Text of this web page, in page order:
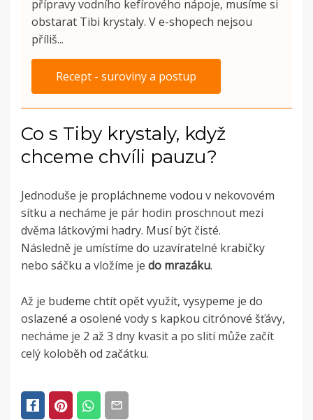
přípravy vodního kefírového nápoje, musíme si
obstarat Tibi krystaly. V e-shopech nejsou
příliš...
Recept - suroviny a postup
Co s Tiby krystaly, když
chceme chvíli pauzu?
Jednoduše je propláchneme vodou v nekovovém
sítku a necháme je pár hodin proschnout mezi
dvěma látkovými hadry. Musí být čisté.
Následně je umístíme do uzavíratelné krabičky
nebo sáčku a vložíme je do mrazáku.
Až je budeme chtít opět využít, vysypeme je do
oslazené a osolené vody s kapkou citrónové šťávy,
necháme je 2 až 3 dny kvasit a po slití může začít
celý koloběh od začátku.
IN
ČLÁNKY